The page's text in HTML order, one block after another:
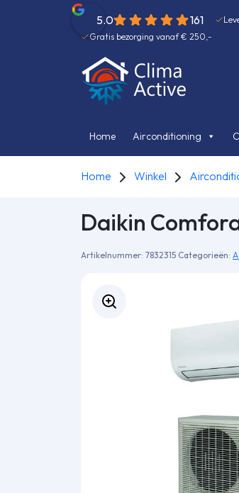
5.0 161
Gratis bezorging vanaf € 250,-
Home Airconditioning
Home Winkel
Daikin
Artikelnummer: 7832315 Categorieën: